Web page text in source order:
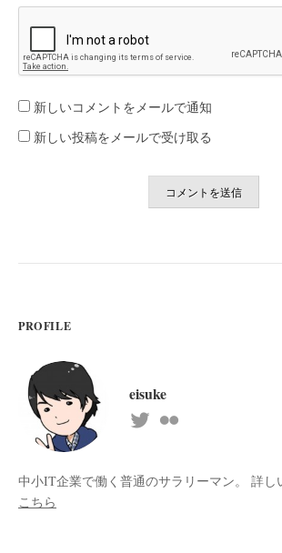
新しいコメントをメールで通知
新しい投稿をメールで受け取る
PROFILE
eisuke
中小IT企業で働く普通のサラリーマン。 詳し
こちら